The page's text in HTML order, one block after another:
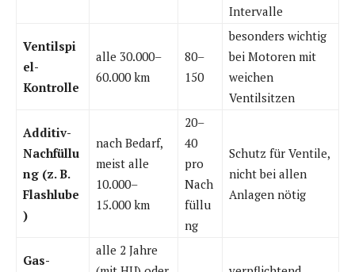
Intervalle
Ventilspi
el-
Kontrolle
alle 30.000–
60.000 km
80–
150
besonders wichtig
bei Motoren mit
weichen
Ventilsitzen
Additiv-
Nachfüllu
ng (z. B.
Flashlube
)
nach Bedarf,
meist alle
10.000–
15.000 km
20–
40
pro
Nach
füllu
ng
Schutz für Ventile,
nicht bei allen
Anlagen nötig
Gas-
alle 2 Jahre